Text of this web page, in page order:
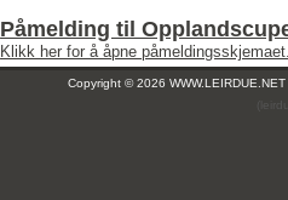
Påmelding til
Klikk her for å åpne
Copyright © 2026